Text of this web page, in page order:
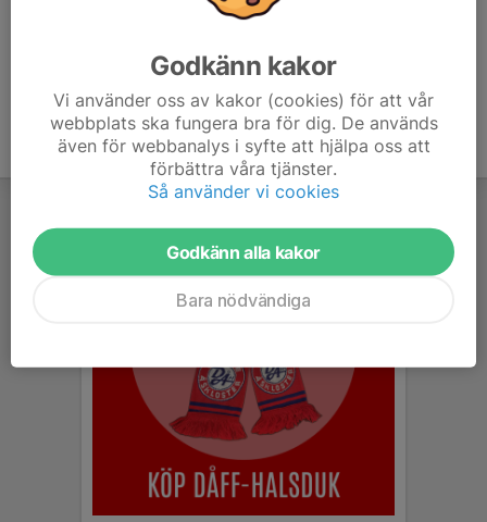
Godkänn kakor
Vi använder oss av kakor (cookies) för att vår
webbplats ska fungera bra för dig. De används
även för webbanalys i syfte att hjälpa oss att
förbättra våra tjänster.
Så använder vi cookies
Godkänn alla kakor
Bara nödvändiga